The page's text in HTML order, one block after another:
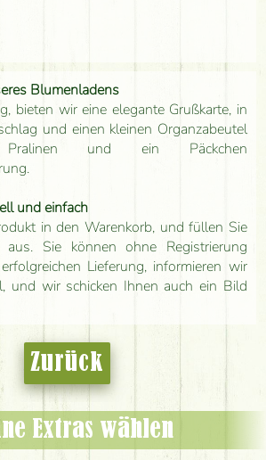
Blumenladens
bieten wir eine elegante Grußkarte, in
und einen kleinen Organzabeutel
und ein Päckchen
und einfach
in den Warenkorb, und füllen Sie
aus. Sie können ohne Registrierung
Lieferung, informieren wir
und wir schicken Ihnen auch ein Bild
Zurück
Extras wählen